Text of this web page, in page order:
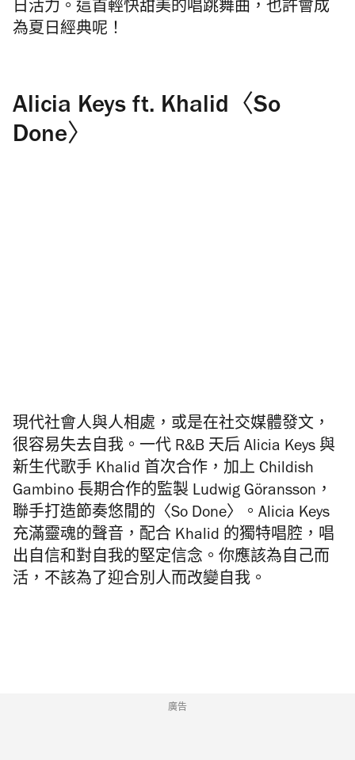
日活力。這首輕快甜美的唱跳舞曲，也許會成
為夏日經典呢！
Alicia Keys ft. Khalid〈So
Done〉
現代社會人與人相處，或是在社交媒體發文，
很容易失去自我。一代 R&B 天后 Alicia Keys 與
新生代歌手 Khalid 首次合作，加上 Childish
Gambino 長期合作的監製 Ludwig Göransson，
聯手打造節奏悠閒的〈So Done〉。Alicia Keys
充滿靈魂的聲音，配合 Khalid 的獨特唱腔，唱
出自信和對自我的堅定信念。你應該為自己而
活，不該為了迎合別人而改變自我。
廣告